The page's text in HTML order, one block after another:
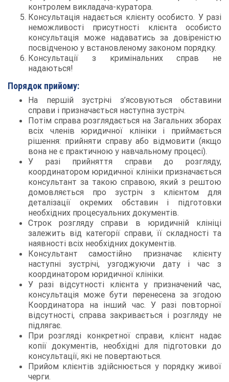
контролем викладача-куратора.
Консультація надається клієнту особисто. У разі
неможливості присутності клієнта особисто
консультація може надаватись за довіреністю
посвідченою у встановленому законом порядку.
Консультації з кримінальних справ не
надаються!
Порядок прийому:
На першій зустрічі з’ясовуються обставини
справи і призначається наступна зустріч.
Потім справа розглядається на Загальних зборах
всіх членів юридичної клініки і приймається
рішення: прийняти справу або відмовити (якщо
вона не є практичною у навчальному процесі).
У разі прийняття справи до розгляду,
координатором юридичної клініки призначається
консультант за такою справою, який з рештою
домовляється про зустріч з клієнтом для
деталізації окремих обставин і підготовки
необхідних процесуальних документів.
Строк розгляду справи в юридичній клініці
залежить від категорії справи, її складності та
наявності всіх необхідних документів.
Консультант самостійно призначає клієнту
наступні зустрічі, узгоджуючи дату і час з
координатором юридичної клініки.
У разі відсутності клієнта у призначений час,
консультація може бути перенесена за згодою
Координатора на інший час. У разі повторної
відсутності, справа закривається і розгляду не
підлягає.
При розгляді конкретної справи, клієнт надає
копії документів, необхідні для підготовки до
консультації, які не повертаються.
Прийом клієнтів здійснюється у порядку живої
черги.